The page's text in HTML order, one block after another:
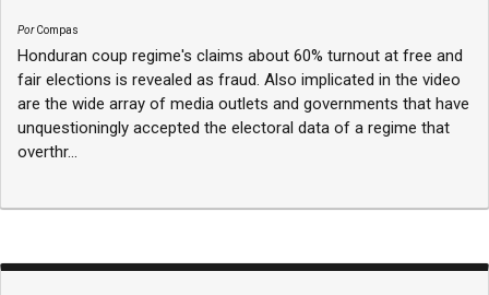
PorCompas
Honduran coup regime's claims about 60% turnout at free and
fair elections is revealed as fraud. Also implicated in the video
are the wide array of media outlets and governments that have
unquestioningly accepted the electoral data of a regime that
overthr...